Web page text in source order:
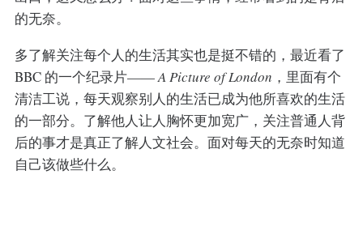
的无奈。
多了解关注每个人的生活其实也是挺不错的，最近看了
BBC 的一个纪录片——A Picture of London ，里面有个
清洁工说，每天观察别人的生活已成为他所喜欢的生活
的一部分。了解他人让人胸怀更加宽广，关注普通人背
后的事才是真正了解人文社会。面对每天的无奈时知道
自己该做些什么。